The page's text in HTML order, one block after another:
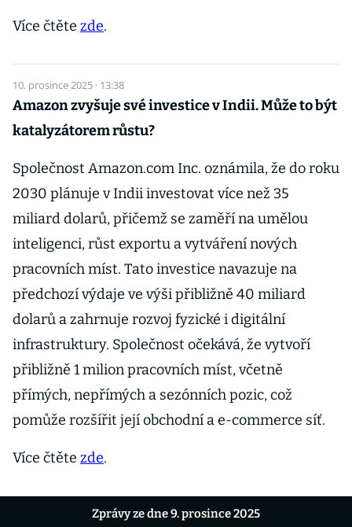
Více čtěte zde.
10. prosince 2025 · 13:38
Amazon zvyšuje své investice v Indii. Může to být
katalyzátorem růstu?
Společnost Amazon.com Inc. oznámila, že do roku
2030 plánuje v Indii investovat více než 35
miliard dolarů, přičemž se zaměří na umělou
inteligenci, růst exportu a vytváření nových
pracovních míst. Tato investice navazuje na
předchozí výdaje ve výši přibližně 40 miliard
dolarů a zahrnuje rozvoj fyzické i digitální
infrastruktury. Společnost očekává, že vytvoří
přibližně 1 milion pracovních míst, včetně
přímých, nepřímých a sezónních pozic, což
pomůže rozšířit její obchodní a e-commerce síť.
Více čtěte zde.
Zprávy ze dne 9. prosince 2025